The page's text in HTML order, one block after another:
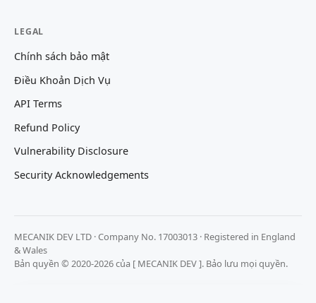
LEGAL
Chính sách bảo mật
Điều Khoản Dịch Vụ
API Terms
Refund Policy
Vulnerability Disclosure
Security Acknowledgements
MECANIK DEV LTD · Company No. 17003013 · Registered in England
& Wales
Bản quyền © 2020-2026 của [ MECANIK DEV ]. Bảo lưu mọi quyền.